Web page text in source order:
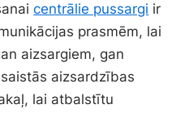
centrālie pussargi ir
prasmēm, lai
aizsargiem, gan
aizsardzības
lai atbalstītu